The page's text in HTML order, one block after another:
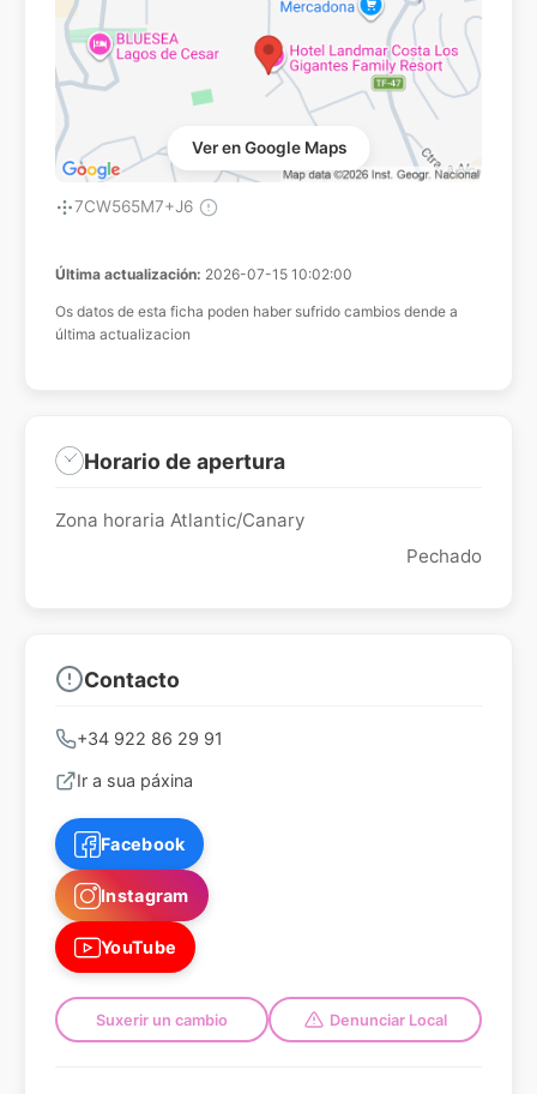
Ver en Google Maps
7CW565M7+J6
Última actualización: 2026-07-15 10:02:00
Os datos de esta ficha poden haber sufrido cambios dende a
última actualizacion
Horario de apertura
Zona horaria Atlantic/Canary
Pechado
Contacto
+34 922 86 29 91
Ir a sua páxina
Facebook
Instagram
YouTube
Suxerir un cambio Denunciar Local